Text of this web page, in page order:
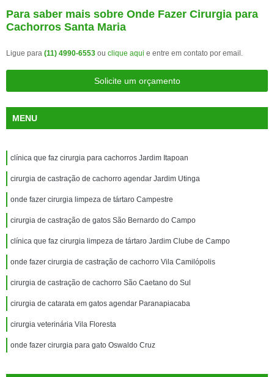
Para saber mais sobre Onde Fazer Cirurgia para
Cachorros Santa Maria
Ligue para (11) 4990-6553 ou clique aqui e entre em contato por email.
Solicite um orçamento
MENU
clínica que faz cirurgia para cachorros Jardim Itapoan
cirurgia de castração de cachorro agendar Jardim Utinga
onde fazer cirurgia limpeza de tártaro Campestre
cirurgia de castração de gatos São Bernardo do Campo
clínica que faz cirurgia limpeza de tártaro Jardim Clube de Campo
onde fazer cirurgia de castração de cachorro Vila Camilópolis
cirurgia de castração de cachorro São Caetano do Sul
cirurgia de catarata em gatos agendar Paranapiacaba
cirurgia veterinária Vila Floresta
onde fazer cirurgia para gato Oswaldo Cruz